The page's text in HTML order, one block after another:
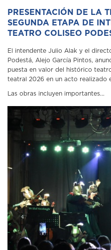
PRESENTACIÓN DE LA
SEGUNDA ETAPA DE
TEATRO COLISEO
El intendente Julio Alak y el
Podestá, Alejo García Pintos,
puesta en valor del histórico
teatral 2026 en un acto realizado
Las obras incluyen importantes...